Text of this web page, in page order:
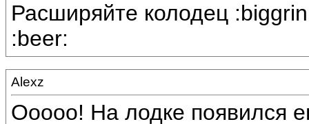
Расширяйте колодец
:beer:
Alexz
Ооооо! На лодке появился